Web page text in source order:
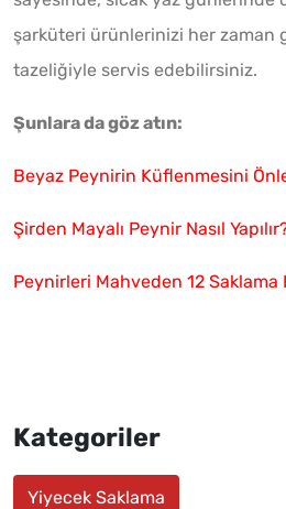
şarküteri ürünlerinizi her zaman
tazeliğiyle servis edebilirsiniz.
Şunlara da göz atın:
Beyaz Peynirin Küflenmesini
Şirden Mayalı Peynir Nasıl
Peynirleri Mahveden 12 Saklama
Kategoriler
Yiyecek Saklama